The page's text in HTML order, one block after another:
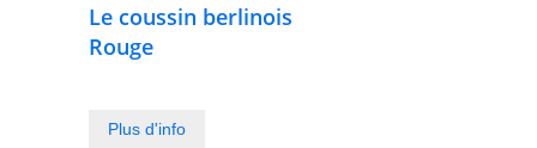
Le coussin berlinois
Rouge
Plus d'info